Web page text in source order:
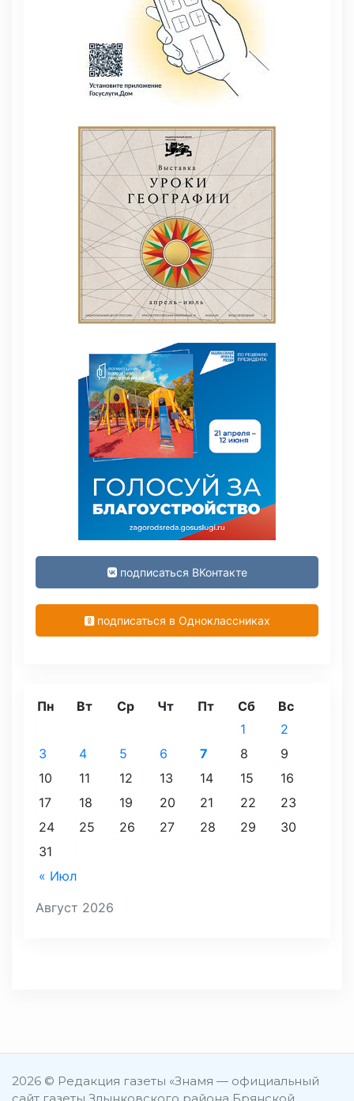
подписаться ВКонтакте
подписаться в Одноклассниках
Август 2026
Пн Вт Ср Чт Пт Сб Вс
« Июл
1
2
3
4 5 6 7 8
9
10
11 12 13 14 15
16
17
18 19 20 21 22
23
24
25 26 27 28 29
30
31
2026 © Редакция газеты «Знамя — официальный